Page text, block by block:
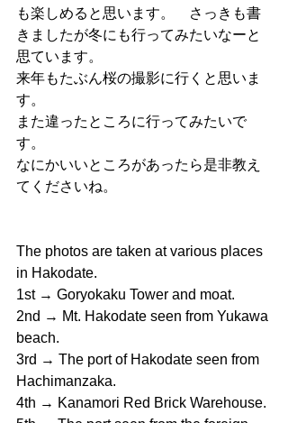
も楽しめると思います。　さっきも書
きましたが冬にも行ってみたいなーと
思ています。
来年もたぶん桜の撮影に行くと思いま
す。
また違ったところに行ってみたいで
す。
なにかいいところがあったら是非教え
てくださいね。
The photos are taken at various places
in Hakodate.
1st → Goryokaku Tower and moat.
2nd → Mt. Hakodate seen from Yukawa
beach.
3rd → The port of Hakodate seen from
Hachimanzaka.
4th → Kanamori Red Brick Warehouse.